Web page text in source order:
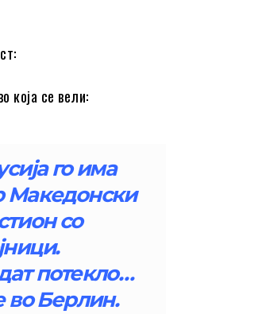
која се вели:
го има
Македонски
со
потекло…
во Берлин.